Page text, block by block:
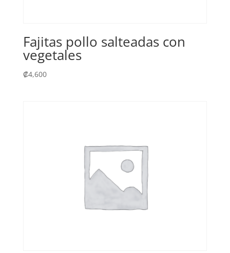
Fajitas pollo salteadas con
vegetales
₡4,600